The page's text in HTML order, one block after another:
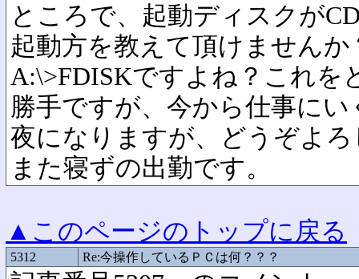
ところで、起動ディスクが
起動方を教えて頂けませんか
A:\>FDISKですよね？これを
勝手ですが、今から仕事に
夜になりますが、どうぞよ
また寝ずの出勤です。
▲このページのトップに戻る
5312 Re:今操作しているＰＣは何？？？